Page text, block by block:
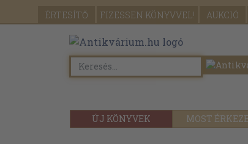
ÉRTESÍTŐ FIZESSEN KÖNYVVEL! AUKCIÓ
ÚJ KÖNYVEK MOST